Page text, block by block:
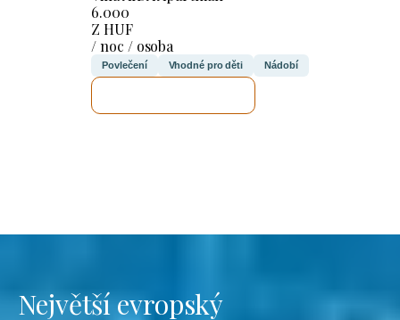
6.000
Z HUF
/ noc / osoba
Povlečení Vhodné pro děti Nádobí
Největší evropský